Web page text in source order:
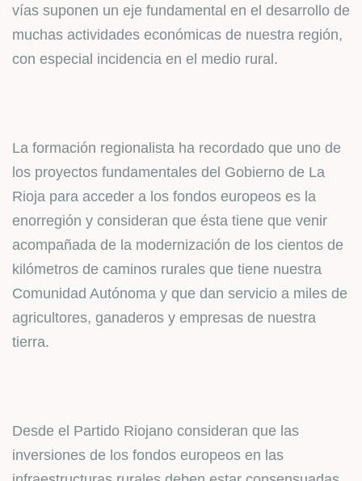
vías suponen un eje fundamental en el desarrollo de
muchas actividades económicas de nuestra región,
con especial incidencia en el medio rural.
La formación regionalista ha recordado que uno de
los proyectos fundamentales del Gobierno de La
Rioja para acceder a los fondos europeos es la
enorregión y consideran que ésta tiene que venir
acompañada de la modernización de los cientos de
kilómetros de caminos rurales que tiene nuestra
Comunidad Autónoma y que dan servicio a miles de
agricultores, ganaderos y empresas de nuestra
tierra.
Desde el Partido Riojano consideran que las
inversiones de los fondos europeos en las